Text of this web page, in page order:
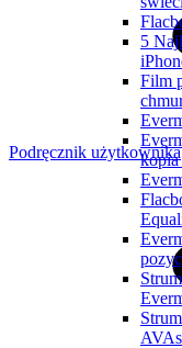
5
Film
kopia
Podręcznik użytkownika